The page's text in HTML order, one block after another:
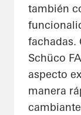
también
fachadas.
Schüco
aspecto
manera